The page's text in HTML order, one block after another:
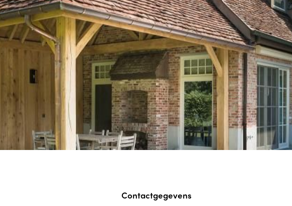
Contactgegevens